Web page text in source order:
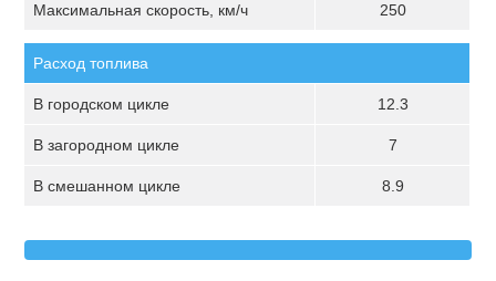
Максимальная скорость, км/ч 250
Расход топлива
В городском цикле 12.3
В загородном цикле 7
В смешанном цикле 8.9